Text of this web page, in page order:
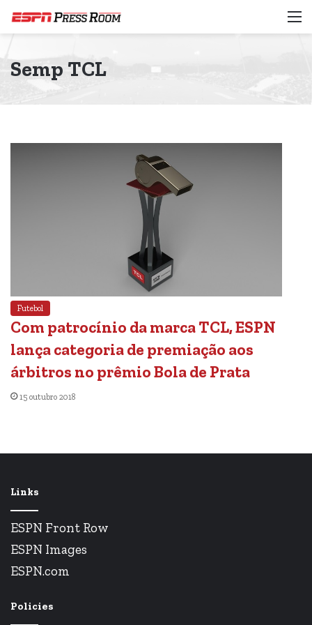
Semp TCL
Futebol
Com patrocínio da marca TCL, ESPN
lança categoria de premiação aos
árbitros no prêmio Bola de Prata
15 outubro 2018
Links
ESPN Front Row
ESPN Images
ESPN.com
Policies